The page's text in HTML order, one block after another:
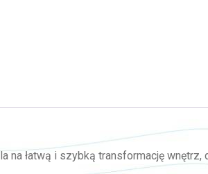
łatwą i szybką transformację